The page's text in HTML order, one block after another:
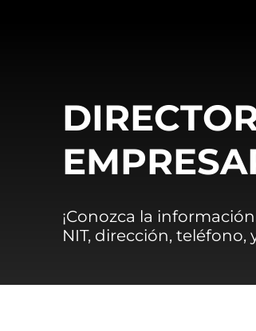
¡Conozca la
NIT, dirección,